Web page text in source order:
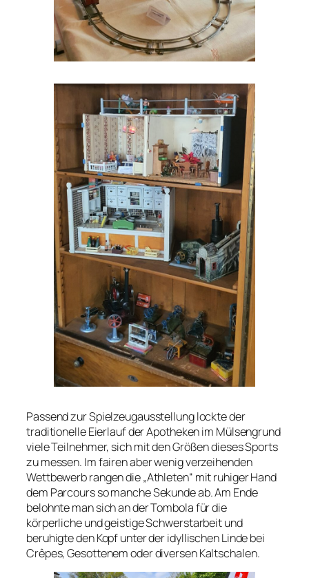
Passend zur Spielzeugausstellung lockte der
traditionelle Eierlauf der Apotheken im Mülsengrund
viele Teilnehmer, sich mit den Größen dieses Sports
zu messen. Im fairen aber wenig verzeihenden
Wettbewerb rangen die „Athleten“ mit ruhiger Hand
dem Parcours so manche Sekunde ab. Am Ende
belohnte man sich an der Tombola für die
körperliche und geistige Schwerstarbeit und
beruhigte den Kopf unter der idyllischen Linde bei
Crêpes, Gesottenem oder diversen Kaltschalen.